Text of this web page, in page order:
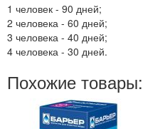
1 человек - 90 дней;
2 человека - 60 дней;
3 человека - 40 дней;
4 человека - 30 дней.
Похожие товары: